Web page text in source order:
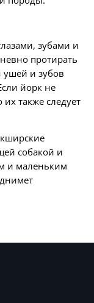
зубами и
протирать
ушей и зубов
йорк не
их также следует
собакой и
и маленьким